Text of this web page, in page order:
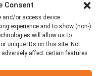
Consent
and/or access device
experience and to show (non-)
will allow us to
unique IDs on this site. Not
affect certain features